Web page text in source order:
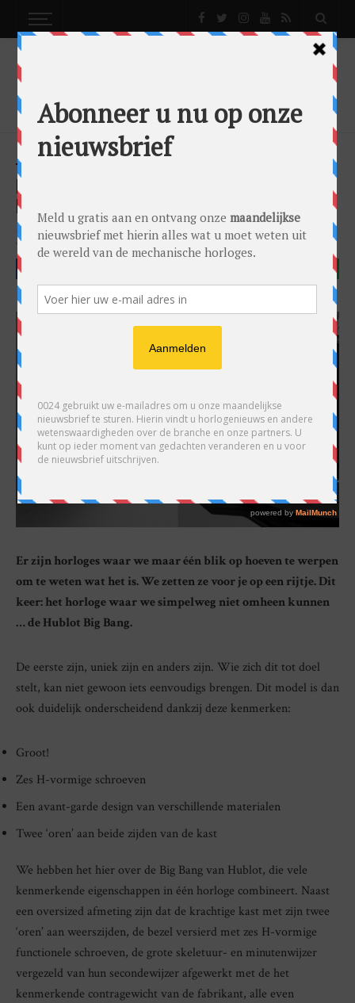
IN 1 OOGOPSLAG HERKENBAAR: HUBLOT BIG
BANG
News by 0024 Editorial Team on 03/06/2024
Hublot
Hublot Big Bang
Er zijn horloges waar we maar één blik op hoeven te werpen
om te weten wat het is. We zetten ze voor je op een rijtje. Dit
keer: het horloge waar we simpelweg niet omheen kunnen
… de Hublot Big Bang.
De eerste zijn, uniek zijn en anders zijn. Wie zich dit tot doel
stelt, kan niet gewoon iets eenvoudigs brengen. Dit model is dan
ook duidelijk onderscheidend dankzij deze kenmerken:
Groot!
Zes H-vormige schroeven
Een avant-garde design van verschillende materialen
Twee ‘oren’ aan beide zijden van de kast
We hebben het hier over de Big Bang van Hublot, die vele
kenmerkende eigenschappen in één horloge combineert. Naast
een oversized afmeting zijn dat de krachtige kast met zijn twee
‘oren’ aan weerszijden, de bezel versierd met zes H-vormige
functionele schroeven, de grote skeletuur- en minutenwijzer
vergezeld van hun secondewijzer afgewerkt met de het
kenmerkende contragewicht van de fabrikant, alle even